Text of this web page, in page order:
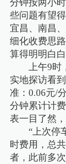
些问题有望
宜昌、南昌
细化收费思
算得明明白白
上午9
实地探访看
准：0.06元/
分钟累计计
表一目了然
“上次停
时费用，总
者，此前多